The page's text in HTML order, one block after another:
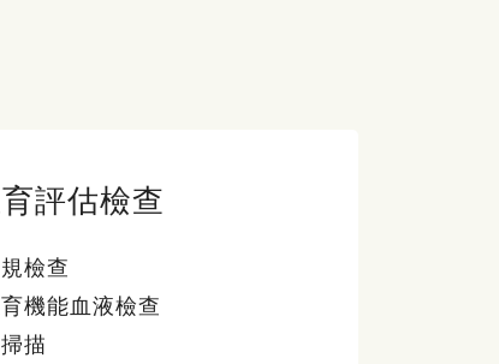
評估檢查
檢查
機能血液檢查
描